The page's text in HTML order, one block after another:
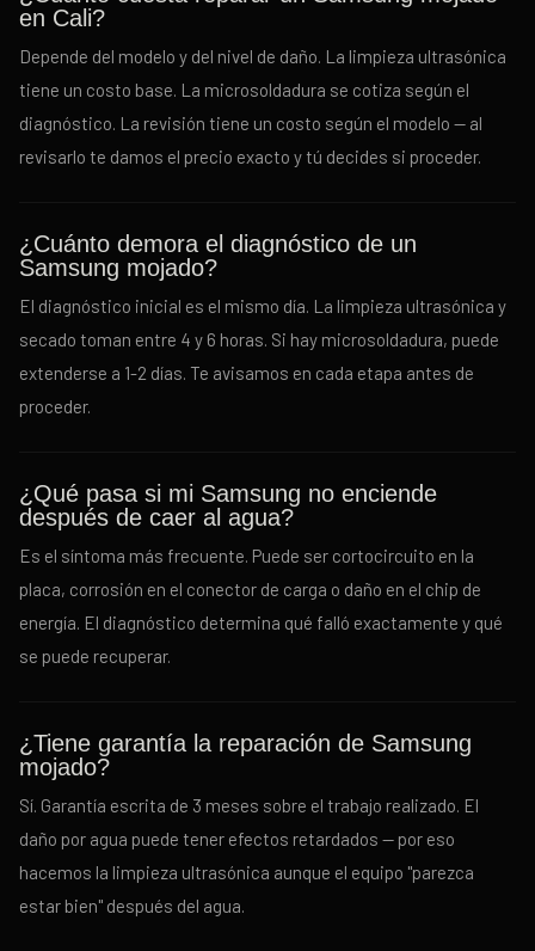
en Cali?
Depende del modelo y del nivel de daño. La limpieza ultrasónica
tiene un costo base. La microsoldadura se cotiza según el
diagnóstico. La revisión tiene un costo según el modelo — al
revisarlo te damos el precio exacto y tú decides si proceder.
¿Cuánto demora el diagnóstico de un
Samsung mojado?
El diagnóstico inicial es el mismo día. La limpieza ultrasónica y
secado toman entre 4 y 6 horas. Si hay microsoldadura, puede
extenderse a 1-2 días. Te avisamos en cada etapa antes de
proceder.
¿Qué pasa si mi Samsung no enciende
después de caer al agua?
Es el síntoma más frecuente. Puede ser cortocircuito en la
placa, corrosión en el conector de carga o daño en el chip de
energía. El diagnóstico determina qué falló exactamente y qué
se puede recuperar.
¿Tiene garantía la reparación de Samsung
mojado?
Sí. Garantía escrita de 3 meses sobre el trabajo realizado. El
daño por agua puede tener efectos retardados — por eso
hacemos la limpieza ultrasónica aunque el equipo "parezca
estar bien" después del agua.